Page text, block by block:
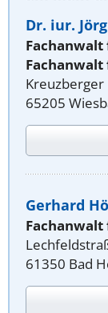
Dr. iur.
Kreuzberger
65205
Gerhard
61350 Bad